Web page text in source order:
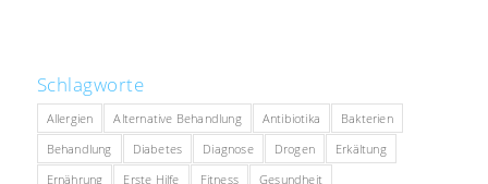
Schlagworte
Allergien Alternative Behandlung Antibiotika
Bakterien
Behandlung
Diabetes Diagnose Drogen
Erkältung
Ernährung
Erste Hilfe Fitness
Gesundheit